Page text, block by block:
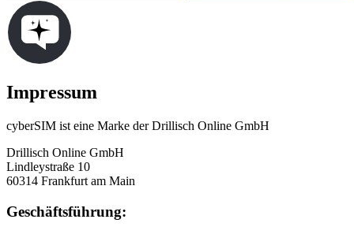
Impressum
cyberSIM ist eine Marke der Drillisch Online GmbH
Drillisch Online GmbH
Lindleystraße 10
60314 Frankfurt am Main
Geschäftsführung: